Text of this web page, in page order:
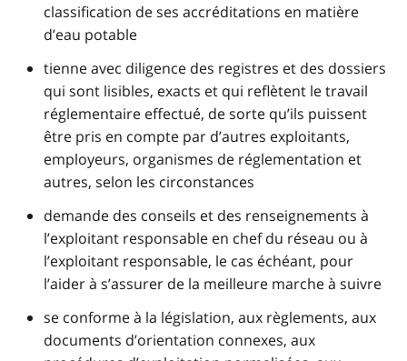
classification de ses accréditations en matière
d’eau potable
tienne avec diligence des registres et des dossiers
qui sont lisibles, exacts et qui reflètent le travail
réglementaire effectué, de sorte qu’ils puissent
être pris en compte par d’autres exploitants,
employeurs, organismes de réglementation et
autres, selon les circonstances
demande des conseils et des renseignements à
l’exploitant responsable en chef du réseau ou à
l’exploitant responsable, le cas échéant, pour
l’aider à s’assurer de la meilleure marche à suivre
se conforme à la législation, aux règlements, aux
documents d’orientation connexes, aux